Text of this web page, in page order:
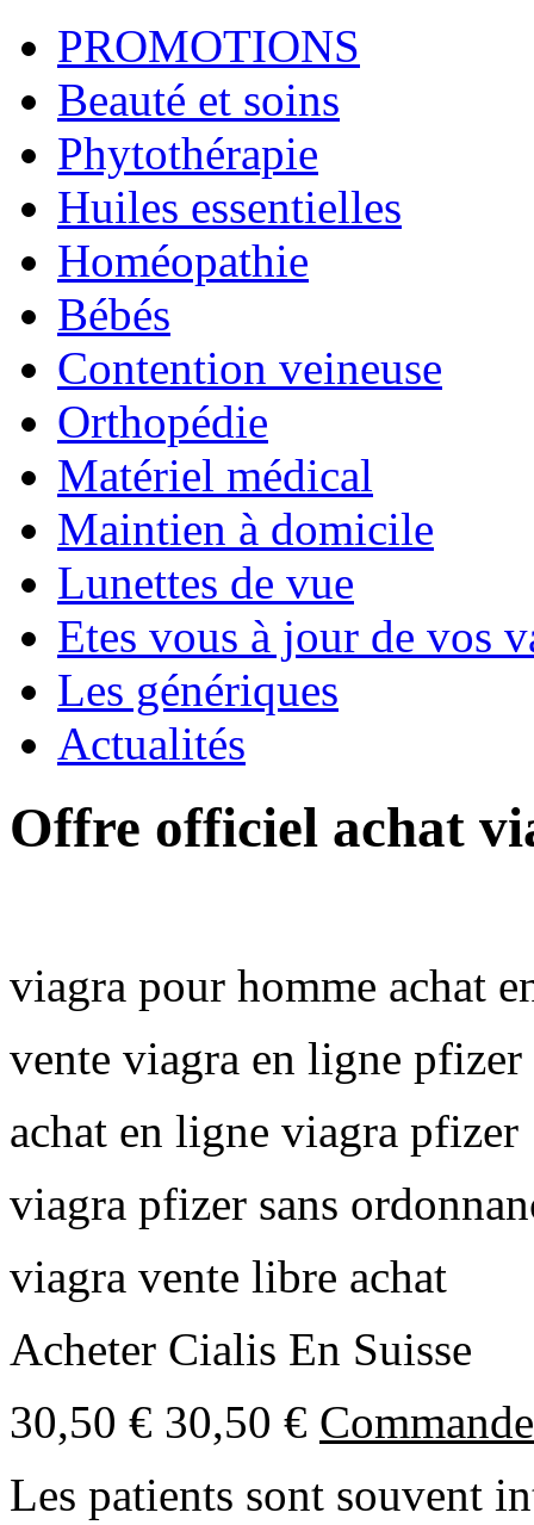
PROMOTIONS
Beauté et soins
Phytothérapie
Huiles essentielles
Homéopathie
Bébés
Contention veineuse
Orthopédie
Matériel médical
Maintien à domicile
Lunettes de vue
Etes vous à jour de vos
Les génériques
Actualités
Offre officiel achat
viagra pour homme achat
vente viagra en ligne pfizer
achat en ligne viagra pfizer
viagra pfizer sans
viagra vente libre achat
Acheter Cialis En Suisse
30,50 € 30,50 €
Les patients sont souvent